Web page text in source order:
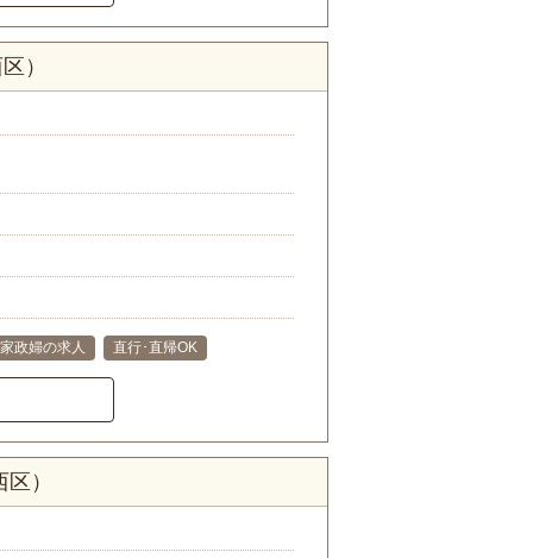
）
家政婦の求人 直行･直帰OK
）